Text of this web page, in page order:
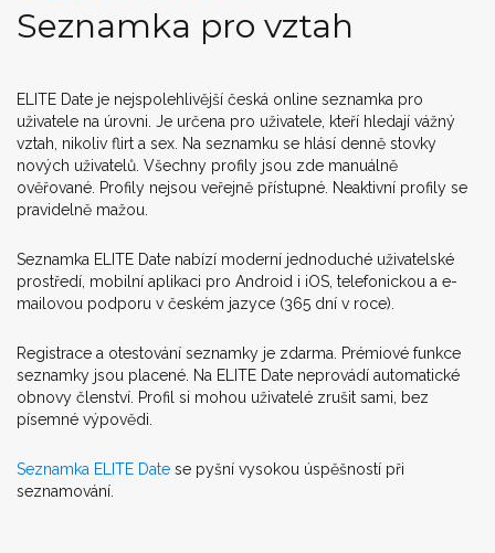
Seznamka pro vztah
ELITE Date je nejspolehlivější česká online seznamka pro
uživatele na úrovni. Je určena pro uživatele, kteří hledají vážný
vztah, nikoliv flirt a sex. Na seznamku se hlásí denně stovky
nových uživatelů. Všechny profily jsou zde manuálně
ověřované. Profily nejsou veřejně přístupné. Neaktivní profily se
pravidelně mažou.
Seznamka ELITE Date nabízí moderní jednoduché uživatelské
prostředí, mobilní aplikaci pro Android i iOS, telefonickou a e-
mailovou podporu v českém jazyce (365 dní v roce).
Registrace a otestování seznamky je zdarma. Prémiové funkce
seznamky jsou placené. Na ELITE Date neprovádí automatické
obnovy členství. Profil si mohou uživatelé zrušit sami, bez
písemné výpovědi.
Seznamka ELITE Date se pyšní vysokou úspěšností při
seznamování.